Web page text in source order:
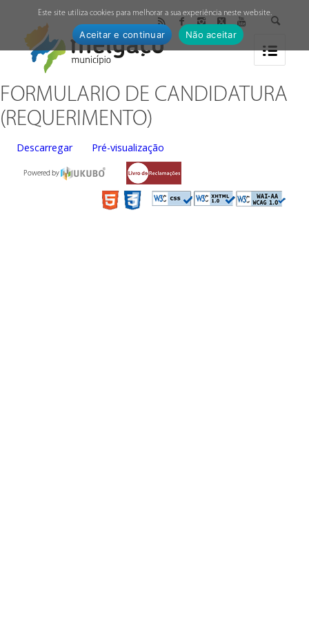
FORMULARIO DE CANDIDATURA
(REQUERIMENTO)
Descarregar Pré-visualização
Powered by
Este site utiliza cookies para melhorar a sua experiência neste website.
Aceitar e continuar Não aceitar